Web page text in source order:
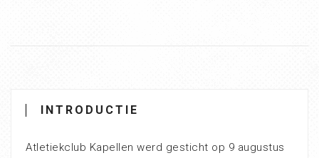
INTRODUCTIE
Atletiekclub Kapellen werd gesticht op 9 augustus